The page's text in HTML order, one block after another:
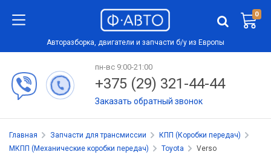
0
Авторазборка, двигатели и запчасти б/у из Европы
пн-вс 9:00-21:00
+375 (29) 321-44-44
Заказать обратный звонок
Главная Запчасти для трансмиссии
КПП (Коробки передач)
МКПП (Механические коробки передач)
Toyota Verso